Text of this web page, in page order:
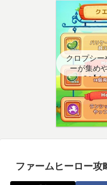
クロプシー
ーが集め
こ？【ク
ファームヒーロー攻